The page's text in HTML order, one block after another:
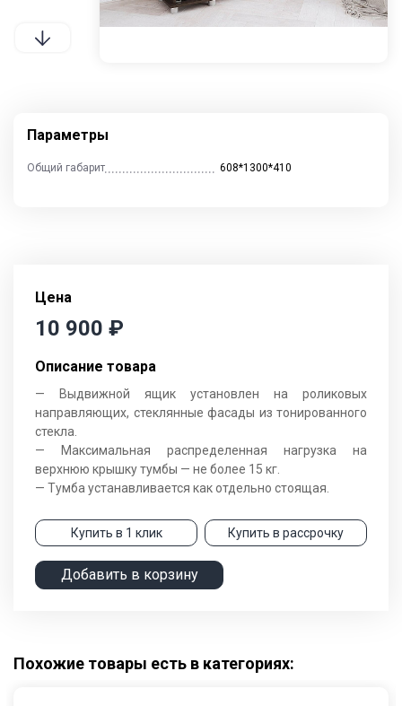
Параметры
Общий габарит 608*1300*410
Цена
10 900 ₽
Описание товара
— Выдвижной ящик установлен на роликовых
направляющих, стеклянные фасады из тонированного
стекла.
— Максимальная распределенная нагрузка на
верхнюю крышку тумбы — не более 15 кг.
— Тумба устанавливается как отдельно стоящая.
Купить в 1 клик Купить в рассрочку
Добавить в корзину
Похожие товары есть в категориях:
Контакты